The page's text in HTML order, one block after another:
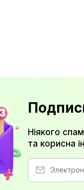
Ніякого
та корисна